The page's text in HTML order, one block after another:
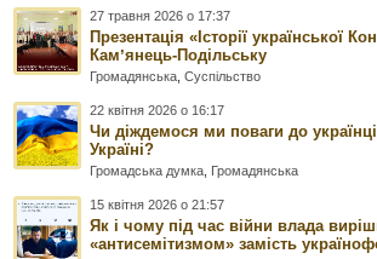
27 травня 2026 о 17:37
Презентація «Історії української
Камʼянець-Подільську
Громадянська ,Суспільство
22 квітня 2026 о 16:17
Чи діждемося ми поваги до
Україні?
Громадська думка Громадянська
15 квітня 2026 о 21:57
Як і чому під час війни влада
«антисемітизмом» замість